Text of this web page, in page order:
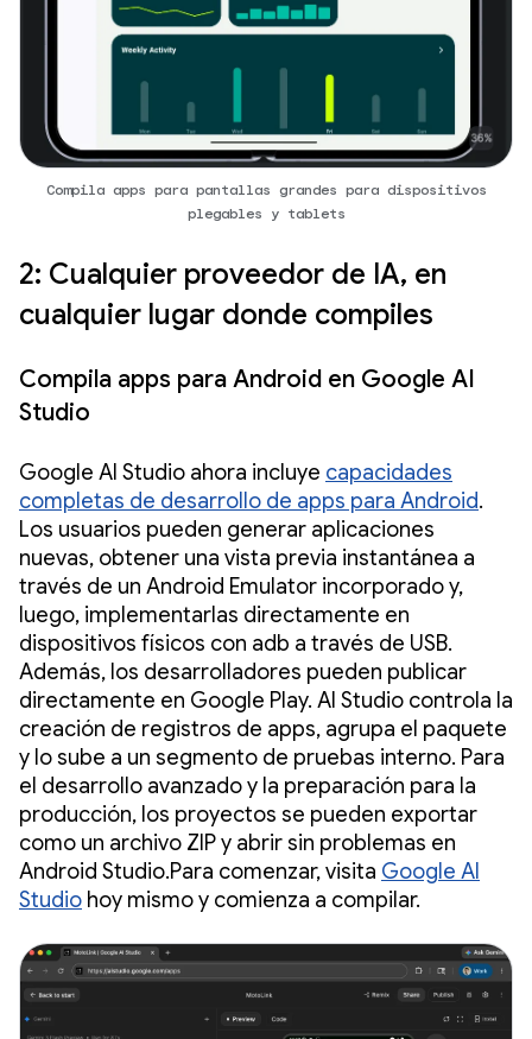
Compila apps para pantallas grandes para dispositivos
plegables y tablets
2: Cualquier proveedor de IA, en
cualquier lugar donde compiles
Compila apps para Android en Google AI
Studio
Google AI Studio ahora incluye capacidades
completas de desarrollo de apps para Android.
Los usuarios pueden generar aplicaciones
nuevas, obtener una vista previa instantánea a
través de un Android Emulator incorporado y,
luego, implementarlas directamente en
dispositivos físicos con adb a través de USB.
Además, los desarrolladores pueden publicar
directamente en Google Play. AI Studio controla la
creación de registros de apps, agrupa el paquete
y lo sube a un segmento de pruebas interno. Para
el desarrollo avanzado y la preparación para la
producción, los proyectos se pueden exportar
como un archivo ZIP y abrir sin problemas en
Android Studio.Para comenzar, visita Google AI
Studio hoy mismo y comienza a compilar.